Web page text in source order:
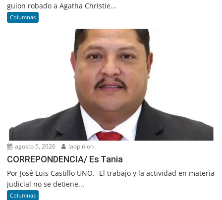
guion robado a Agatha Christie...
Columnas
agosto 5, 2026 laopinion
CORREPONDENCIA/ Es Tania
Por José Luis Castillo UNO.- El trabajo y la actividad en materia
judicial no se detiene...
Columnas